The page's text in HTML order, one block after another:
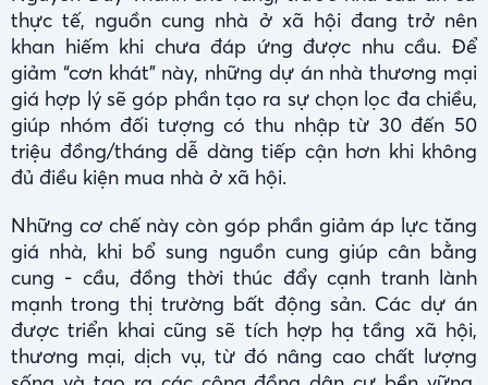
thực tế, nguồn cung nhà ở xã hội đang trở nên
khan hiếm khi chưa đáp ứng được nhu cầu. Để
giảm “cơn khát” này, những dự án nhà thương mại
giá hợp lý sẽ góp phần tạo ra sự chọn lọc đa chiều,
giúp nhóm đối tượng có thu nhập từ 30 đến 50
triệu đồng/tháng dễ dàng tiếp cận hơn khi không
đủ điều kiện mua nhà ở xã hội.
Những cơ chế này còn góp phần giảm áp lực tăng
giá nhà, khi bổ sung nguồn cung giúp cân bằng
cung - cầu, đồng thời thúc đẩy cạnh tranh lành
mạnh trong thị trường bất động sản. Các dự án
được triển khai cũng sẽ tích hợp hạ tầng xã hội,
thương mại, dịch vụ, từ đó nâng cao chất lượng